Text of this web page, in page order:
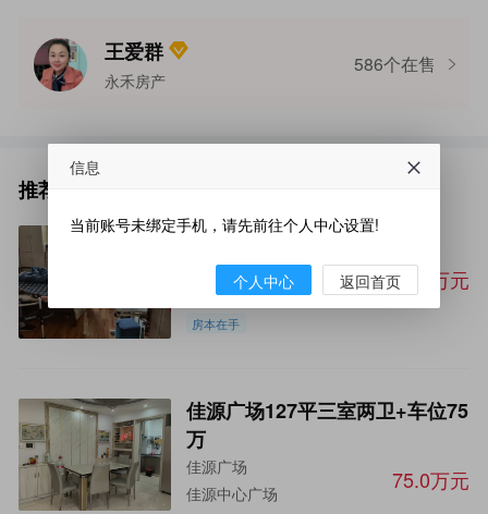
王爱群
永禾房产
586个在售
推荐
黄中宿舍楼72平29.8万
黄桥宿舍楼
黄中宿舍区
29.8万元
房本在手
佳源广场127平三室两卫+车位75
万
佳源广场
佳源中心广场
75.0万元
信息
当前账号未绑定手机，请先前往个人中心设置!
个人中心 返回首页